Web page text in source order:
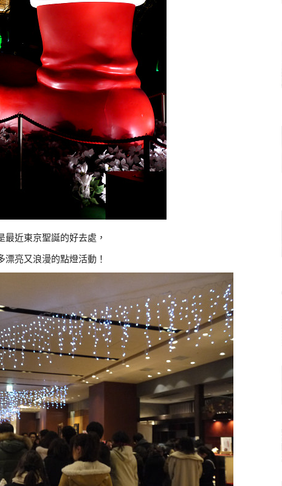
最近東京聖誕的好去處，
漂亮又浪漫的點燈活動！